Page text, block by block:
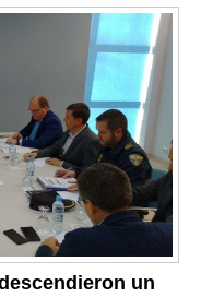
un